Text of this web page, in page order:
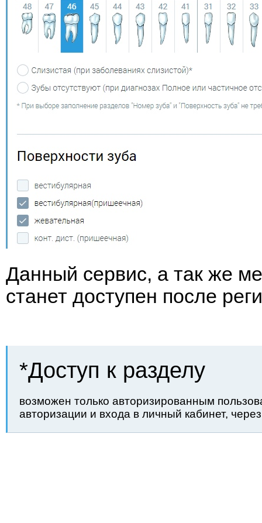
Данный сервис, а так же
станет доступен после
*Доступ к разделу
возможен только авторизированным
авторизации и входа в личный кабинет,